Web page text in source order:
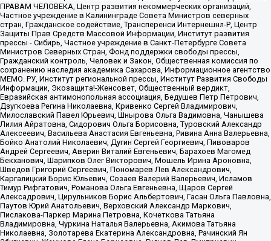
ПРАВАМ ЧЕЛОВЕКА, Центр развития некоммерческих организаций,
Частное учреждение в Калининграде Совета Министров северных
стран, Гражданское содействие, Трансперенси Интернешнл-Р, Центр
Защиты Прав Средств Массовой Информации, Институт развития
прессы - Сибирь, Частное учреждение в Санкт-Петербурге Совета
Министров Северных Стран, Фонд поддержки свободы прессы,
Гражданский контроль, Человек и Закон, Общественная комиссия по
сохранению наследия академика Сахарова, Информационное агентство
МЕМО. РУ, Институт региональной прессы, Институт Развития Свободы
Информации, Экозащита!-Женсовет, Общественный вердикт,
Евразийская антимонопольная ассоциация, Бедушев Петр Петрович,
Дзугкоева Регина Николаевна, Кривенко Сергей Владимирович,
Милославский Павел Юрьевич, Шнырова Ольга Вадимовна, Чанышева
Лилия Айратовна, Сидорович Ольга Борисовна, Туровский Александр
Алексеевич, Васильева Анастасия Евгеньевна, Ривина Анна Валерьевна,
Бойко Анатолий Николаевич, Дугин Сергей Георгиевич, Пивоваров
Андрей Сергеевич, Аверин Виталий Евгеньевич, Барахоев Магомед
Бекханович, Шарипков Олег Викторович, Мошель Ирина Ароновна,
Шведов Григорий Сергеевич, Пономарев Лев Александрович,
Каргалицкий Борис Юльевич, Созаев Валерий Валерьевич, Исламов
Тимур Рифгатович, Романова Ольга Евгеньевна, Щаров Сергей
Алексадрович, Цирульников Борис Альбертович, Гасан Ольга Павловна,
Паутов Юрий Анатольевич, Верховский Александр Маркович,
Пислакова-Паркер Марина Петровна, Кочеткова Татьяна
Владимировна, Чуркина Наталья Валерьевна, Акимова Татьяна
Николаевна, Золотарева Екатерина Александровна, Рачинский Ян